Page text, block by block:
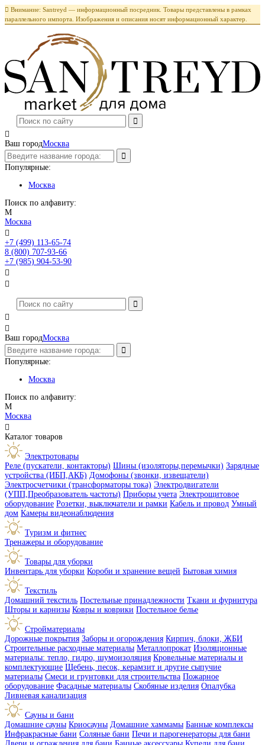
 Внимание: Santreyd — информационный посредник. Товары представлены в рамках
параллельного импорта. Изображения и описания носят информационный характер.

Ваш городМосква
Популярные:
Москва
Поиск по алфавиту:
М
Москва

+7 (499) 113-65-74
8 (800) 707-93-66
+7 (985) 904-53-90




Ваш городМосква
Популярные:
Москва
Поиск по алфавиту:
М
Москва

Каталог товаров
Электротовары
Реле (пускатели, контакторы) Шины (изоляторы,перемычки) Зарядные
устройства (ИБП,АКБ) Домофоны (звонки, извещатели)
Электросчетчики (трансформаторы тока) Электродвигатели
(УПП,Преобразователь частоты) Приборы учета Электрощитовое
оборудование Розетки, выключатели и рамки Кабель и провод Умный
дом Камеры видеонаблюдения
Туризм и фитнес
Тренажеры и оборудование
Товары для уборки
Инвентарь для уборки Короби и хранение вещей Бытовая химия
Текстиль
Домашний текстиль Постельные принадлежности Ткани и фурнитура
Шторы и карнизы Ковры и коврики Постельное белье
Стройматериалы
Дорожные покрытия Заборы и огорождения Кирпич, блоки, ЖБИ
Строительные расходные материалы Металлопрокат Изоляционные
материалы: тепло, гидро, шумоизоляция Кровельные материалы и
комплектующие Щебень, песок, керамзит и другие сыпучие
материалы Смеси и грунтовки для строительства Пожарное
оборудование Фасадные материалы Скобяные изделия Опалубка
Ливневая канализация
Сауны и бани
Домашние сауны Криосауны Домашние хаммамы Банные комплексы
Инфракрасные бани Соляные бани Печи и парогенераторы для бани